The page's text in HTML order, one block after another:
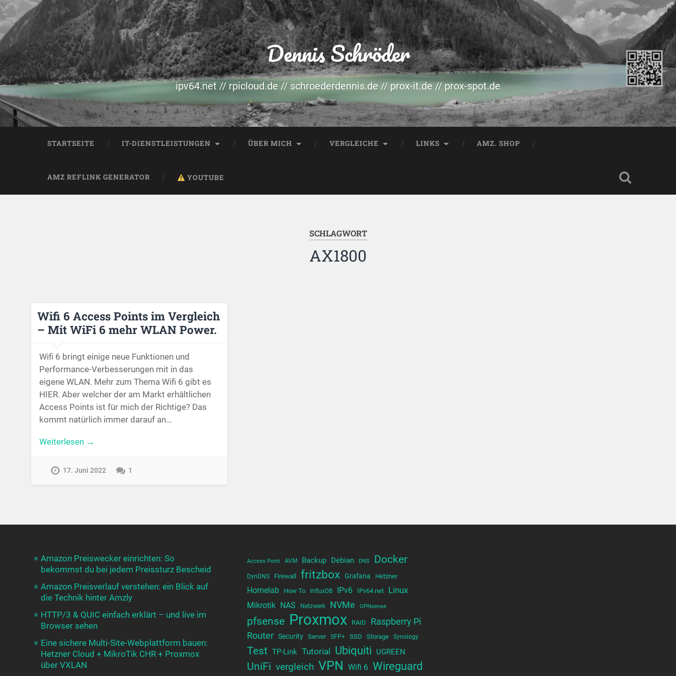
Dennis Schröder
ipv64.net // rpicloud.de // schroederdennis.de // prox-it.de // prox-spot.de
STARTSEITE IT-DIENSTLEISTUNGEN ÜBER MICH VERGLEICHE LINKS AMZ. SHOP
AMZ REFLINK GENERATOR YOUTUBE
SCHLAGWORT
AX1800
Wifi 6 Access Points im Vergleich
– Mit WiFi 6 mehr WLAN Power.
Wifi 6 bringt einige neue Funktionen und
Performance-Verbesserungen mit in das
eigene WLAN. Mehr zum Thema Wifi 6 gibt es
HIER. Aber welcher der am Markt erhältlichen
Access Points ist für mich der Richtige? Das
kommt natürlich immer darauf an…
Weiterlesen →
17. Juni 2022 1
Amazon Preiswecker einrichten: So
bekommst du bei jedem Preissturz Bescheid
Amazon Preisverlauf verstehen: ein Blick auf
die Technik hinter Amzly
HTTP/3 & QUIC einfach erklärt – und live im
Browser sehen
Eine sichere Multi-Site-Webplattform bauen:
Hetzner Cloud + MikroTik CHR + Proxmox
über VXLAN
Access Point AVM Backup Debian DNS Docker
DynDNS Firewall fritzbox Grafana Hetzner
Homelab How To InfluxDB IPv6 IPv64.net Linux
Mikrotik NAS Netzwerk NVMe OPNsense
pfsense Proxmox RAID Raspberry Pi
Router Security Server SFP+ SSD Storage Synology
Test TP-Link Tutorial Ubiquiti UGREEN
UniFi vergleich VPN Wifi 6 Wireguard